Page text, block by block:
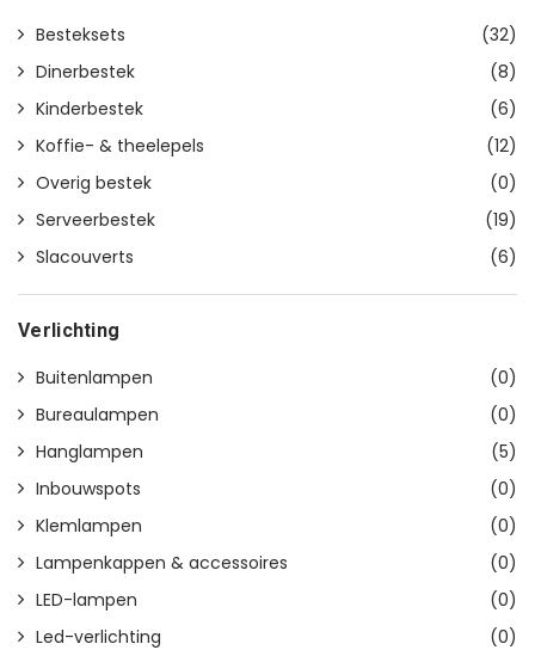
Besteksets
(32)
Dinerbestek
(8)
Kinderbestek
(6)
Koffie- & theelepels
(12)
Overig bestek
(0)
Serveerbestek
(19)
Slacouverts
(6)
Verlichting
Buitenlampen
(0)
Bureaulampen
(0)
Hanglampen
(5)
Inbouwspots
(0)
Klemlampen
(0)
Lampenkappen & accessoires
(0)
LED-lampen
(0)
Led-verlichting
(0)